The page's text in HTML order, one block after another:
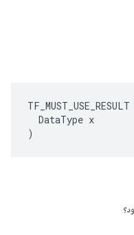
TF_MUST_USE_RESULT
  DataType x
)